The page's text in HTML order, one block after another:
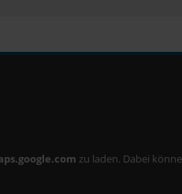
zu laden. Dabei